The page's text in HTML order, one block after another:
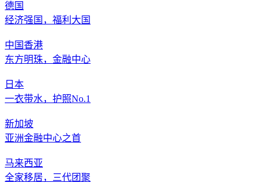
德国
经济强国，福利大国
中国香港
东方明珠，金融中心
日本
一衣带水，护照No.1
新加坡
亚洲金融中心之首
马来西亚
全家移居，三代团聚